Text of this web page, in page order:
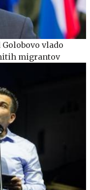
vlado
migrantov